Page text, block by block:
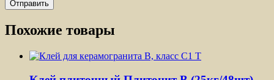
Похожие товары